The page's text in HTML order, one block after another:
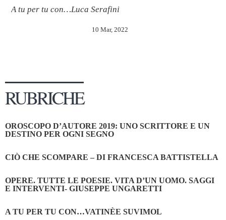
A tu per tu con…Luca Serafini
10 Mar, 2022
RUBRICHE
OROSCOPO D’AUTORE 2019: UNO SCRITTORE E UN
DESTINO PER OGNI SEGNO
CIÒ CHE SCOMPARE – DI FRANCESCA BATTISTELLA
OPERE. TUTTE LE POESIE. VITA D’UN UOMO. SAGGI
E INTERVENTI- GIUSEPPE UNGARETTI
A TU PER TU CON…VATINÈE SUVIMOL